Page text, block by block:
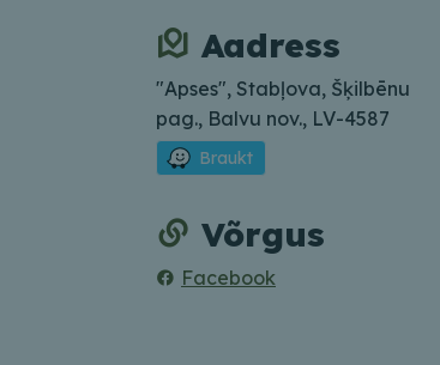
Aadress
"Apses", Stabļova, Šķilbēnu
pag., Balvu nov., LV-4587
Braukt
Võrgus
Facebook